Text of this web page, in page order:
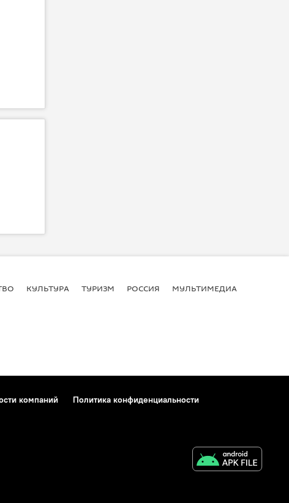
КУЛЬТУРА ТУРИЗМ РОССИЯ МУЛЬТИМЕДИА
компаний
Политика конфиденциальности